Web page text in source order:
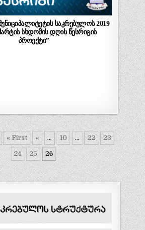
საკრებულოს 2019
სხდომის დღის წესრიგის
პროექტი”
« First « ... 10 ... 22 23
24 25 26